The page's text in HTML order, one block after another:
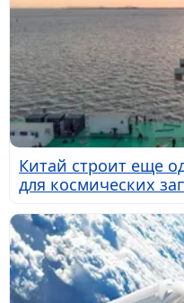
Китай строит еще
для космических